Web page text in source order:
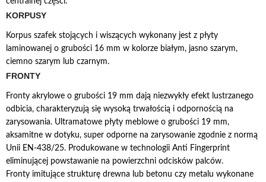
KORPUSY
Korpus szafek stojących i wiszących wykonany jest z płyty
laminowanej o grubości 16 mm w kolorze białym, jasno szarym,
ciemno szarym lub czarnym.
FRONTY
Fronty akrylowe o grubości 19 mm dają niezwykły efekt lustrzanego
odbicia, charakteryzują się wysoką trwałością i odpornością na
zarysowania. Ultramatowe płyty meblowe o grubości 19 mm,
aksamitne w dotyku, super odporne na zarysowanie zgodnie z normą
Unii EN-438/25. Produkowane w technologii Anti Fingerprint
eliminującej powstawanie na powierzchni odcisków palców.
Fronty imitujące strukturę drewna lub betonu czy metalu wykonane